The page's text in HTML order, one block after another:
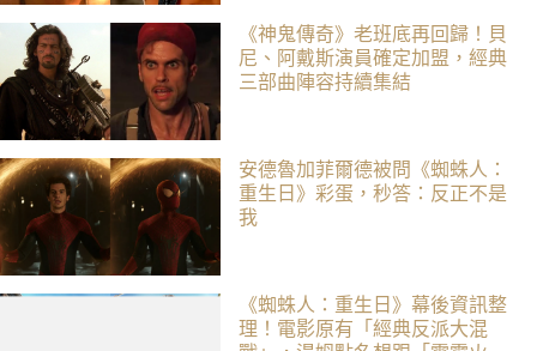
《神鬼傳奇》老班底再回歸！貝
尼、阿戴斯演員確定加盟，經典
三部曲陣容持續集結
安德魯加菲爾德被問《蜘蛛人：
重生日》彩蛋，秒答：反正不是
我
《蜘蛛人：重生日》幕後資訊整
理！電影原有「經典反派大混